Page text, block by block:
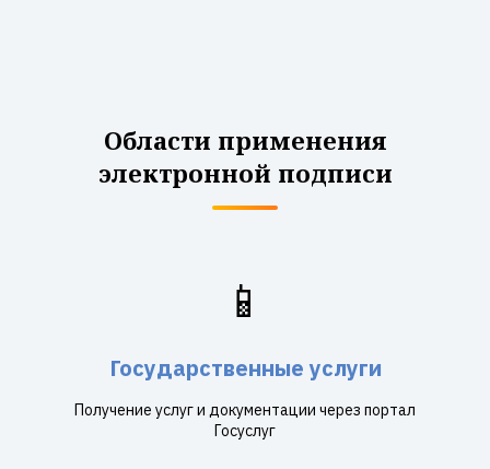
Области применения
электронной подписи
📱
Государственные услуги
Получение услуг и документации через портал
Госуслуг